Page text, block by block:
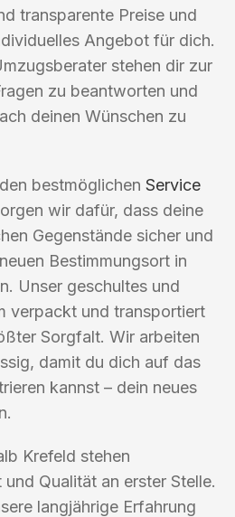
transparente Preise und
Angebot für dich.
stehen dir zur
zu beantworten und
deinen Wünschen zu
bestmöglichen Service
wir dafür, dass deine
Gegenstände sicher und
Bestimmungsort in
Unser geschultes und
verpackt und transportiert
Sorgfalt. Wir arbeiten
damit du dich auf das
kannst – dein neues
Krefeld stehen
Qualität an erster Stelle.
langjährige Erfahrung